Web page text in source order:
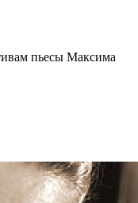
пьесы Максима